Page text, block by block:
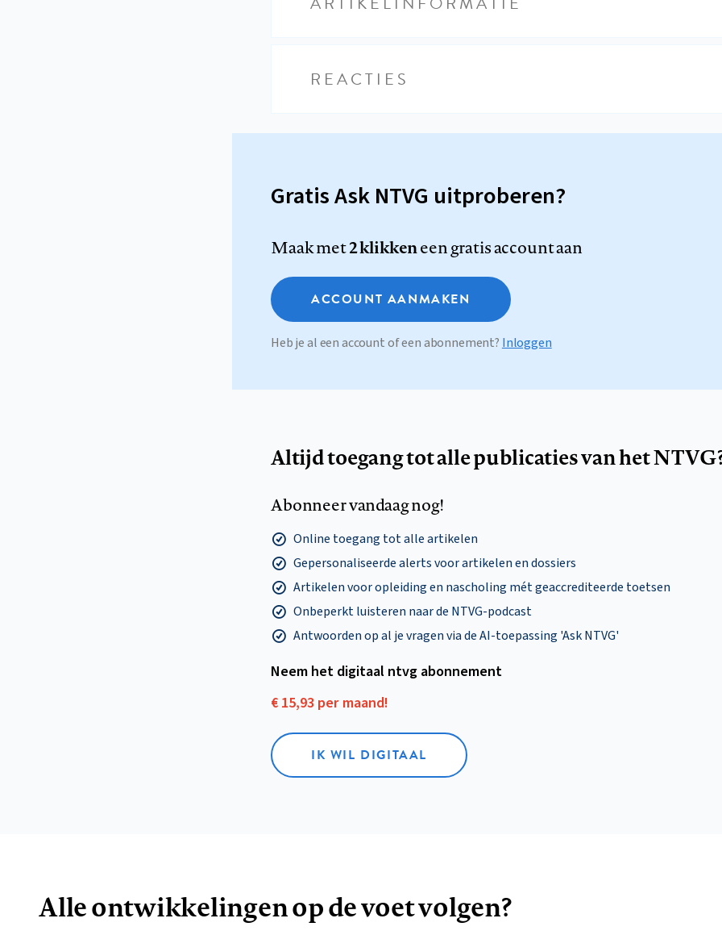
REACTIES
Gratis Ask NTVG uitproberen?
Maak met2 klikkeneen gratis account aan
ACCOUNT AANMAKEN
Heb je al een account of een abonnement? Inloggen
Altijd toegang tot alle publicaties van het
Abonneer vandaag nog!
Online toegang tot alle artikelen
Gepersonaliseerde alerts voor artikelen en dossiers
Artikelen voor opleiding en nascholing mét geaccrediteerde toetsen
Onbeperkt luisteren naar de NTVG-podcast
Antwoorden op al je vragen via de AI-toepassing 'Ask NTVG'
Neem het digitaal ntvg abonnement
€ 15,93 per maand!
IK WIL DIGITAAL
Alle ontwikkelingen op de voet volgen?